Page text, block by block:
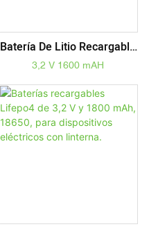
Batería De Litio Recargable
De 18650 Celdas 3,2 V 1600
3,2 V 1600 mAH